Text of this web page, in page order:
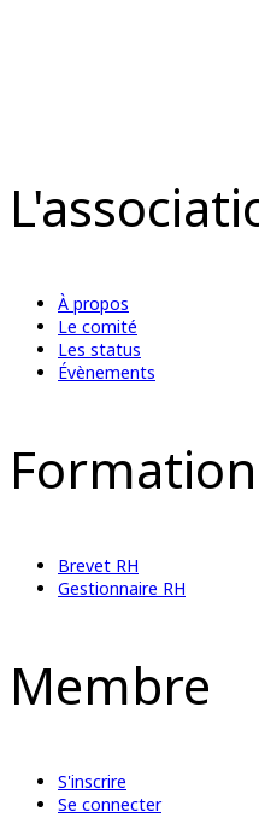
À propos
Le comité
Les status
Évènements
Formation
Brevet RH
Gestionnaire RH
Membre
S'inscrire
Se connecter